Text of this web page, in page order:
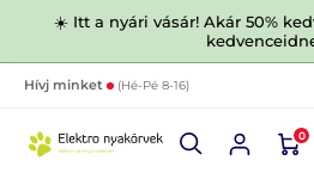
☀️ Itt a nyári vásár! Akár 50%
Hívj minket (Hé-Pé 8-16)
0